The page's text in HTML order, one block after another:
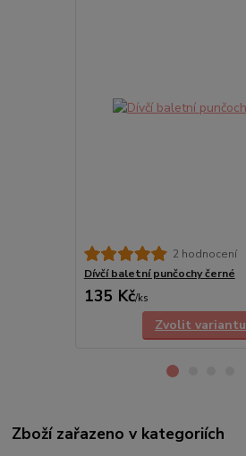
2 hodnocení
Dívčí baletní punčochy černé
135 Kč/ks
Zvolit variantu
Zboží zařazeno v kategoriích